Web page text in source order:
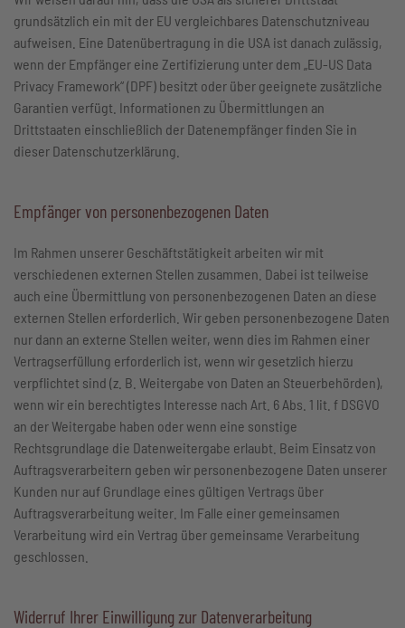
grundsätzlich ein mit der EU vergleichbares Datenschutzniveau
aufweisen. Eine Datenübertragung in die USA ist danach zulässig,
wenn der Empfänger eine Zertifizierung unter dem „EU-US Data
Privacy Framework“ (DPF) besitzt oder über geeignete zusätzliche
Garantien verfügt. Informationen zu Übermittlungen an
Drittstaaten einschließlich der Datenempfänger finden Sie in
dieser Datenschutzerklärung.
Empfänger von personenbezogenen Daten
Im Rahmen unserer Geschäftstätigkeit arbeiten wir mit
verschiedenen externen Stellen zusammen. Dabei ist teilweise
auch eine Übermittlung von personenbezogenen Daten an diese
externen Stellen erforderlich. Wir geben personenbezogene Daten
nur dann an externe Stellen weiter, wenn dies im Rahmen einer
Vertragserfüllung erforderlich ist, wenn wir gesetzlich hierzu
verpflichtet sind (z. B. Weitergabe von Daten an Steuerbehörden),
wenn wir ein berechtigtes Interesse nach Art. 6 Abs. 1 lit. f DSGVO
an der Weitergabe haben oder wenn eine sonstige
Rechtsgrundlage die Datenweitergabe erlaubt. Beim Einsatz von
Auftragsverarbeitern geben wir personenbezogene Daten unserer
Kunden nur auf Grundlage eines gültigen Vertrags über
Auftragsverarbeitung weiter. Im Falle einer gemeinsamen
Verarbeitung wird ein Vertrag über gemeinsame Verarbeitung
geschlossen.
Widerruf Ihrer Einwilligung zur Datenverarbeitung